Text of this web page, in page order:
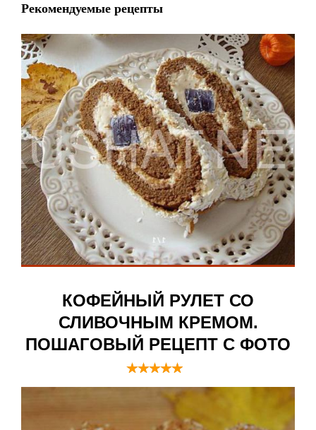
Рекомендуемые рецепты
КОФЕЙНЫЙ РУЛЕТ СО
СЛИВОЧНЫМ КРЕМОМ.
ПОШАГОВЫЙ РЕЦЕПТ С ФОТО